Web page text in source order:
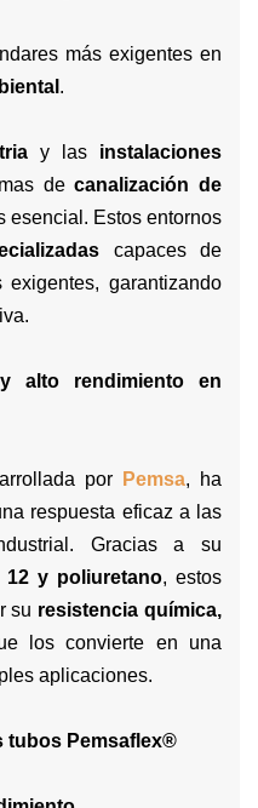
más exigentes en
.
y las instalaciones
decanalización de
esencial. Estos entornos
capaces de
garantizando
alto rendimiento en
por Pemsa, ha
respuesta eficaz a las
Gracias a su
12 y poliuretano, estos
su resistencia química,
los convierte en una
aplicaciones.
tubos Pemsaflex®